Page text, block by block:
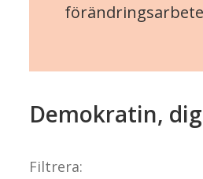
Demokratin,
Filtrera: